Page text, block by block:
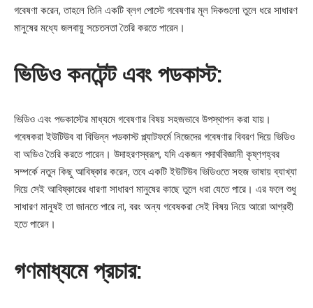
গবেষণা করেন, তাহলে তিনি একটি ব্লগ পোস্টে গবেষণার মূল দিকগুলো তুলে ধরে সাধারণ
মানুষের মধ্যে জলবায়ু সচেতনতা তৈরি করতে পারেন।
ভিডিও কনটেন্ট এবং পডকাস্ট:
ভিডিও এবং পডকাস্টের মাধ্যমে গবেষণার বিষয় সহজভাবে উপস্থাপন করা যায়।
গবেষকরা ইউটিউব বা বিভিন্ন পডকাস্ট প্ল্যাটফর্মে নিজেদের গবেষণার বিবরণ দিয়ে ভিডিও
বা অডিও তৈরি করতে পারেন। উদাহরণস্বরূপ, যদি একজন পদার্থবিজ্ঞানী কৃষ্ণগহ্বর
সম্পর্কে নতুন কিছু আবিষ্কার করেন, তবে একটি ইউটিউব ভিডিওতে সহজ ভাষায় ব্যাখ্যা
দিয়ে সেই আবিষ্কারের ধারণা সাধারণ মানুষের কাছে তুলে ধরা যেতে পারে। এর ফলে শুধু
সাধারণ মানুষই তা জানতে পারে না, বরং অন্য গবেষকরা সেই বিষয় নিয়ে আরো আগ্রহী
হতে পারেন।
গণমাধ্যমে প্রচার: